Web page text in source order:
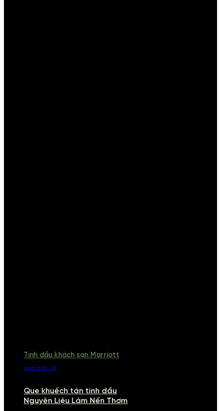
Tinh dầu khách sạn Marriott
xem tất cả
Que khuếch tán tinh dầu
Nguyên Liệu Làm Nến Thơm